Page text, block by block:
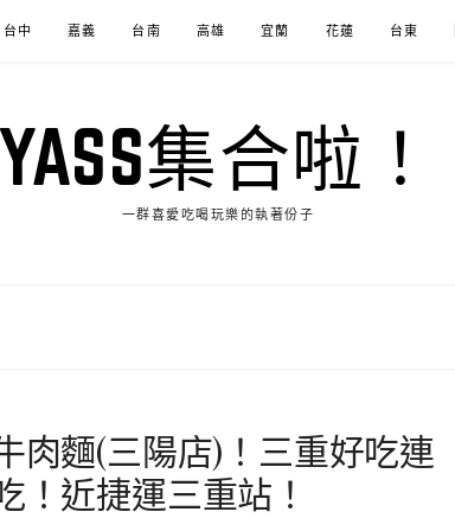
台中 嘉義 台南 高雄 宜蘭 花蓮 台東
YASS集合啦！
一群喜愛吃喝玩樂的執著份子
肉麵(三陽店)！三重好吃連
！近捷運三重站！